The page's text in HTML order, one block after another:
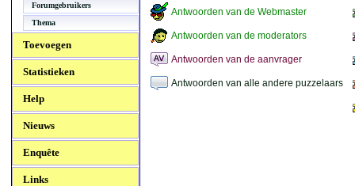
Forumgebruikers
Thema
Toevoegen
Statistieken
Help
Nieuws
Enquête
Links
Antwoorden van de Webmaster
Antwoorden van de moderators
Antwoorden van de aanvrager
Antwoorden van alle andere puzzelaars